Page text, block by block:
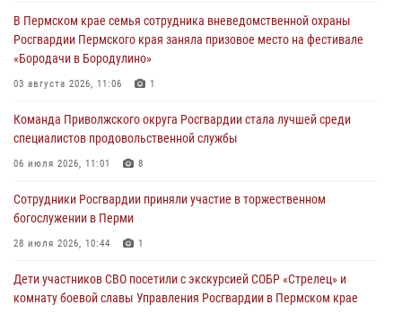
ведомственной акции «Каникулы с Росгвардией»
24 июля 2026, 08:45
Юные защитники порядка: росгвардейцы провели день в клубе
24 июля 2026, 08:43
В Пермском крае семья сотрудника вневедомственной охраны
Росгвардии Пермского края заняла призовое место на фестивале
«Бородачи в Бородулино»
03 августа 2026, 11:06 1
Команда Приволжского округа Росгвардии стала лучшей среди
специалистов продовольственной службы
06 июля 2026, 11:01 8
Сотрудники Росгвардии приняли участие в торжественном
богослужении в Перми
28 июля 2026, 10:44 1
Дети участников СВО посетили с экскурсией СОБР «Стрелец» и
комнату боевой славы Управления Росгвардии в Пермском крае